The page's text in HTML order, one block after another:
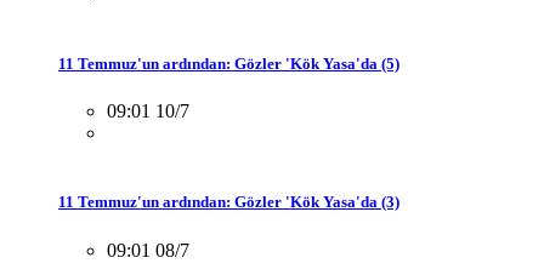
11 Temmuz'un ardından: Gözler 'Kök Yasa'da (5)
09:01 10/7
11 Temmuz'un ardından: Gözler 'Kök Yasa'da (3)
09:01 08/7